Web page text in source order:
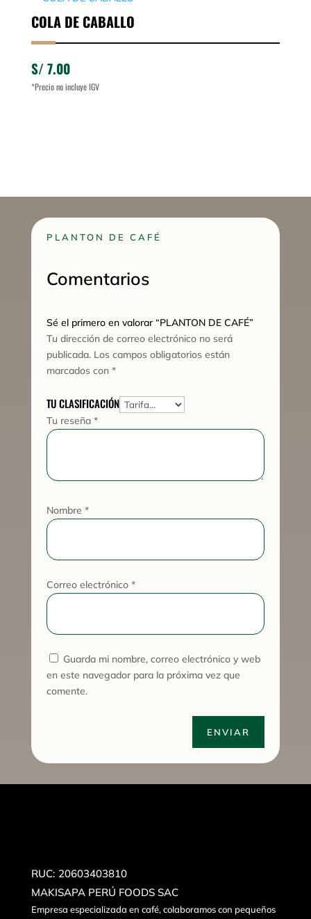
COLA DE CABALLO
S/ 7.00
*Precio no incluye IGV
PLANTON DE CAFÉ
Comentarios
Sé el primero en valorar “PLANTON DE CAFÉ”
Tu dirección de correo electrónico no será
publicada. Los campos obligatorios están
marcados con*
TU CLASIFICACIÓN
Tu reseña*
Nombre*
Correo electrónico*
Guarda mi nombre, correo electrónico y web
en este navegador para la próxima vez que
comente.
ENVIAR
RUC: 20603403810
MAKISAPA PERÚ FOODS SAC
Empresa especializada en café, colaboramos con pequeños